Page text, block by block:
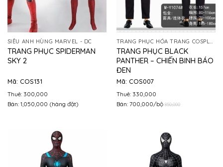
SIÊU ANH HÙNG MARVEL - DC
TRANG PHỤC SPIDERMAN
SKY 2
Mã: COS131
Thuê: 300,000
Bán: 1,050,000 (hàng đặt)
TRANG PHỤC BLACK
PANTHER – CHIẾN BINH BÁO
ĐEN
Mã: COS007
Thuê: 330,000
Bán: 700,000/bộ 850,000